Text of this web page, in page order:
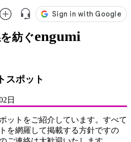
紡ぐengumi
スポット
日
ットをご紹介しています。すべて
を網羅して掲載する方針ですの